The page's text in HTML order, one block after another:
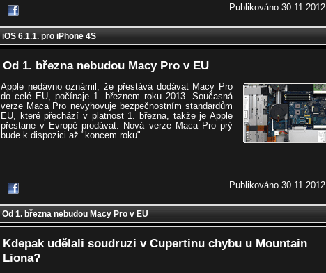
Publikováno 30.11.2012
iOS 6.1.1. pro iPhone 4S
Od 1. března nebudou Macy Pro v EU
Apple nedávno oznámil, že přestává dodávat Macy Pro
do celé EU, počínaje 1. březnem roku 2013. Současná
verze Maca Pro nevyhovuje bezpečnostním standardům
EU, které přechází v platnost 1. března, takže je Apple
přestane v Evropě prodávat. Nová verze Maca Pro prý
bude k dispozici až "koncem roku".
Publikováno 30.11.2012
Od 1. března nebudou Macy Pro v EU
Kdepak udělali soudruzi v Cupertinu chybu u Mountain
Liona?